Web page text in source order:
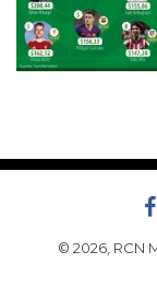
© 2026, RCN